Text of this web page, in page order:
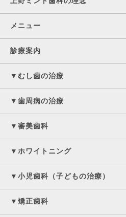
メニュー
診療案内
▼むし歯の治療
▼歯周病の治療
▼審美歯科
▼ホワイトニング
▼小児歯科（子どもの治療）
▼矯正歯科